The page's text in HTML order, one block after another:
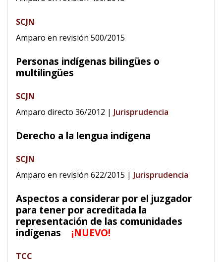
SCJN
Amparo en revisión 500/2015
Personas indígenas bilingües o
multilingües
SCJN
Amparo directo 36/2012 | Jurisprudencia
Derecho a la lengua indígena
SCJN
Amparo en revisión 622/2015 | Jurisprudencia
Aspectos a considerar por el juzgador
para tener por acreditada la
representación de las comunidades
indígenas
¡NUEVO!
TCC